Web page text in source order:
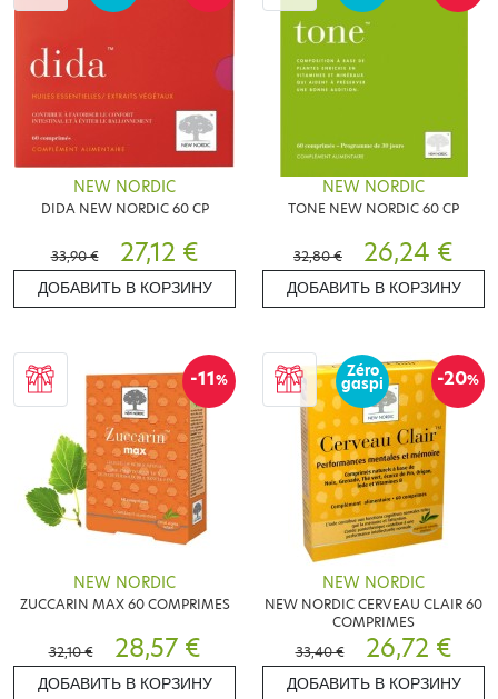
NEW NORDIC
DIDA NEW NORDIC 60 CP
33,90 € 27,12 €
ДОБАВИТЬ В КОРЗИНУ
NEW NORDIC
TONE NEW NORDIC 60 CP
32,80 € 26,24 €
ДОБАВИТЬ В КОРЗИНУ
-11%
NEW NORDIC
ZUCCARIN MAX 60 COMPRIMES
32,10 € 28,57 €
ДОБАВИТЬ В КОРЗИНУ
-20%
Zéro
gaspi
NEW NORDIC
NEW NORDIC CERVEAU CLAIR 60
COMPRIMES
33,40 €
26,72 €
ДОБАВИТЬ В КОРЗИНУ